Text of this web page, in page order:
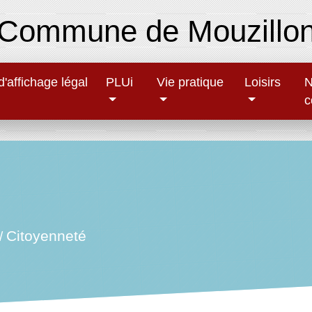
de
légal PLUi Vie pratique Loisirs
/ Citoyenneté